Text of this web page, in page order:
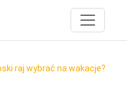
raj wybrać na wakacje?